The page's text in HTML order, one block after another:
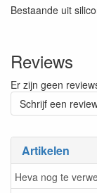
Artikelen
Heva nog te
Bestaande uit
Reviews
Er zijn geen
Schrijf een